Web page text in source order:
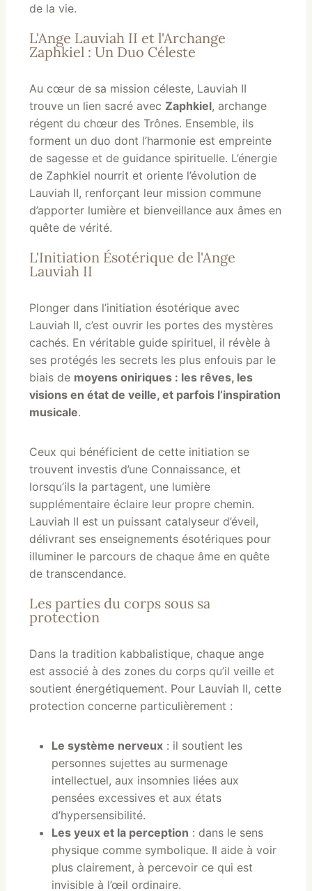
de la vie.
L'Ange Lauviah II et l'Archange
Zaphkiel : Un Duo Céleste
Au cœur de sa mission céleste, Lauviah II
trouve un lien sacré avec Zaphkiel, archange
régent du chœur des Trônes. Ensemble, ils
forment un duo dont l’harmonie est empreinte
de sagesse et de guidance spirituelle. L’énergie
de Zaphkiel nourrit et oriente l’évolution de
Lauviah II, renforçant leur mission commune
d’apporter lumière et bienveillance aux âmes en
quête de vérité.
L'Initiation Ésotérique de l'Ange
Lauviah II
Plonger dans l’initiation ésotérique avec
Lauviah II, c’est ouvrir les portes des mystères
cachés. En véritable guide spirituel, il révèle à
ses protégés les secrets les plus enfouis par le
biais de moyens oniriques : les rêves, les
visions en état de veille, et parfois l’inspiration
musicale.
Ceux qui bénéficient de cette initiation se
trouvent investis d’une Connaissance, et
lorsqu’ils la partagent, une lumière
supplémentaire éclaire leur propre chemin.
Lauviah II est un puissant catalyseur d’éveil,
délivrant ses enseignements ésotériques pour
illuminer le parcours de chaque âme en quête
de transcendance.
Les parties du corps sous sa
protection
Dans la tradition kabbalistique, chaque ange
est associé à des zones du corps qu’il veille et
soutient énergétiquement. Pour Lauviah II, cette
protection concerne particulièrement :
Le système nerveux : il soutient les
personnes sujettes au surmenage
intellectuel, aux insomnies liées aux
pensées excessives et aux états
d’hypersensibilité.
Les yeux et la perception : dans le sens
physique comme symbolique. Il aide à voir
plus clairement, à percevoir ce qui est
invisible à l’œil ordinaire.